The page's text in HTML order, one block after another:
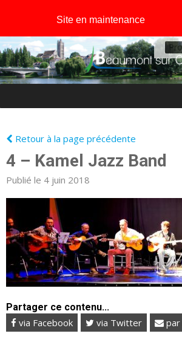
Retour à la page précédente
4 – Kamel Jazz Band
Publié le 4 juin 2018
Partager ce contenu...
via Facebook via Twitter par
Site en maintenance